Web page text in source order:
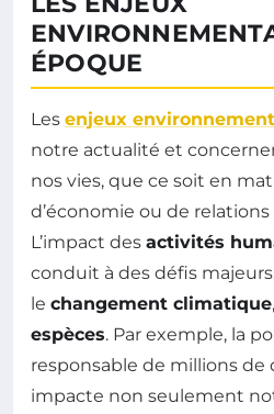
ÉPOQUE
Les enjeux
notre actualité et
nos vies, que ce soit en
d’économie ou de
L’impact des activités
conduit à des défis
le changement climatique
espèces. Par exemple, la
responsable de millions de
impacte non seulement